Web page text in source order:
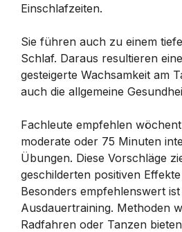
Einschlafzeiten.
Sie führen auch zu einem
Schlaf. Daraus resultieren
gesteigerte Wachsamkeit am
auch die allgemeine
Fachleute empfehlen
moderate oder 75 Minuten
Übungen. Diese Vorschläge
geschilderten positiven
Besonders empfehlenswert
Ausdauertraining. Methoden
Radfahren oder Tanzen